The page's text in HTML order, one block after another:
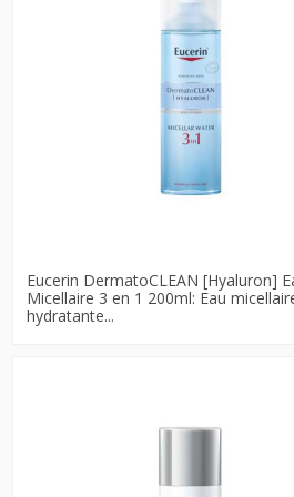
Eucerin DermatoCLEAN [Hyaluron]
Micellaire 3 en 1 200ml: Eau
hydratante...